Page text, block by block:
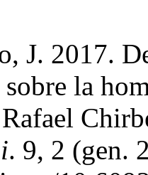
J. 2017.
sobre la
. 9, 2 (gen.